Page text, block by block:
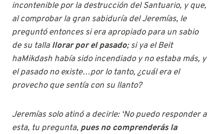
incontenible por la destrucción del Santuario, y que,
al comprobar la gran sabiduría del Jeremías, le
preguntó entonces si era apropiado para un sabio
de su tallallorar por el pasado; si ya el Beit
haMikdash había sido incendiado y no estaba más, y
el pasado no existe…por lo tanto, ¿cuál era el
provecho que sentía con su llanto?
Jeremías solo atinó a decirle: ‘No puedo responder a
esta, tu pregunta, pues no comprenderás la